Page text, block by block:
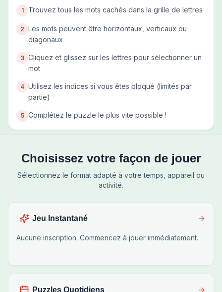
1 Trouvez tous les mots cachés dans la grille de lettres
2 Les mots peuvent être horizontaux, verticaux ou
diagonaux
3 Cliquez et glissez sur les lettres pour sélectionner un
mot
4 Utilisez les indices si vous êtes bloqué (limités par
partie)
5 Complétez le puzzle le plus vite possible !
Choisissez votre façon de jouer
Sélectionnez le format adapté à votre temps, appareil ou
activité.
Jeu Instantané
Aucune inscription. Commencez à jouer immédiatement.
Puzzles Quotidiens